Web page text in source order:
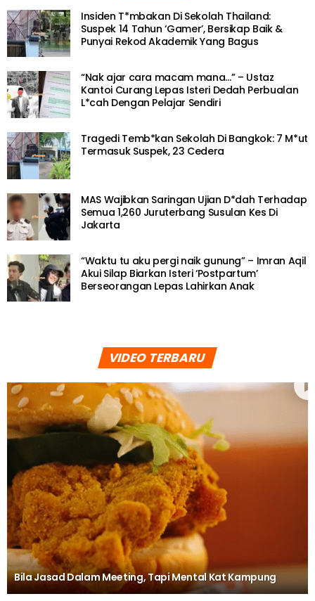
Insiden T*mbakan Di Sekolah Thailand:
Suspek 14 Tahun ‘Gamer’, Bersikap Baik &
Punyai Rekod Akademik Yang Bagus
“Nak ajar cara macam mana…” – Ustaz
Kantoi Curang Lepas Isteri Dedah Perbualan
L*cah Dengan Pelajar Sendiri
Tragedi Temb*kan Sekolah Di Bangkok: 7 M*ut
Termasuk Suspek, 23 Cedera
MAS Wajibkan Saringan Ujian D*dah Terhadap
Semua 1,260 Juruterbang Susulan Kes Di
Jakarta
“Waktu tu aku pergi naik gunung” – Imran Aqil
Akui Silap Biarkan Isteri ‘Postpartum’
Berseorangan Lepas Lahirkan Anak
VIDEO TERBARU
Bila Jasad Dalam Meeting, Tapi Mental Kat Kampung